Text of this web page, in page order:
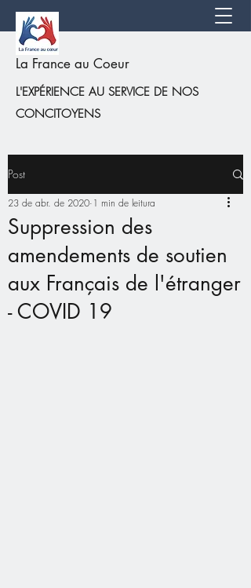
La France au Coeur
L'EXPÉRIENCE AU SERVICE DE NOS
CONCITOYENS
Post
Suppression des
amendements de soutien
aux Français de l'étranger
- COVID 19
23 de abr. de 2020 1 min de leitura